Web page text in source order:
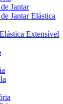
Jantar
Jantar Elástica
Extensível